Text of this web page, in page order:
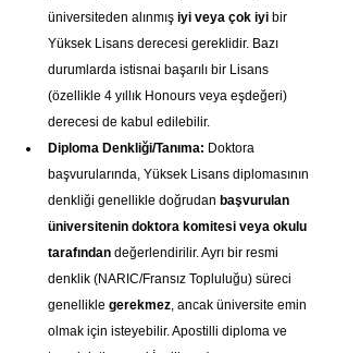
üniversiteden alınmış iyi veya çok iyi bir
Yüksek Lisans derecesi gereklidir. Bazı
durumlarda istisnai başarılı bir Lisans
(özellikle 4 yıllık Honours veya eşdeğeri)
derecesi de kabul edilebilir.
Diploma Denkliği/Tanıma: Doktora
başvurularında, Yüksek Lisans diplomasının
denkliği genellikle doğrudan başvurulan
üniversitenin doktora komitesi veya okulu
tarafından değerlendirilir. Ayrı bir resmi
denklik (NARIC/Fransız Topluluğu) süreci
genellikle gerekmez, ancak üniversite emin
olmak için isteyebilir. Apostilli diploma ve